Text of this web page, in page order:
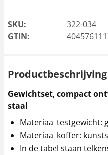
SKU:
322-034
GTIN:
Productbeschrijving
Gewichtset, compact
staal
Materiaal testgewicht:
Materiaal koffer:
In de tabel staan